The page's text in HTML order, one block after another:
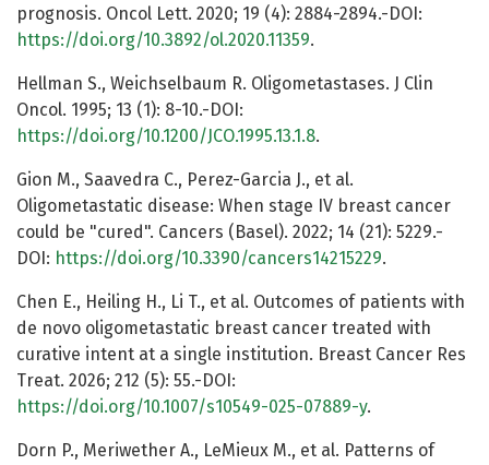
prognosis. Oncol Lett. 2020; 19 (4): 2884-2894.-DOI:
https://doi.org/10.3892/ol.2020.11359.
Hellman S., Weichselbaum R. Oligometastases. J Clin
Oncol. 1995; 13 (1): 8-10.-DOI:
https://doi.org/10.1200/JCO.1995.13.1.8.
Gion M., Saavedra C., Perez-Garcia J., et al.
Oligometastatic disease: When stage IV breast cancer
could be "cured". Cancers (Basel). 2022; 14 (21): 5229.-
DOI: https://doi.org/10.3390/cancers14215229.
Chen E., Heiling H., Li T., et al. Outcomes of patients with
de novo oligometastatic breast cancer treated with
curative intent at a single institution. Breast Cancer Res
Treat. 2026; 212 (5): 55.-DOI:
https://doi.org/10.1007/s10549-025-07889-y.
Dorn P., Meriwether A., LeMieux M., et al. Patterns of